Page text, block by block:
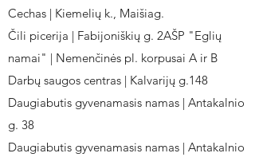
Cechas | Kiemelių k., Maišiag.
Čili picerija | Fabijoniškių g. 2AŠP "Eglių
namai" | Nemenčinės pl. korpusai A ir B
Darbų saugos centras | Kalvarijų g.148
Daugiabutis gyvenamasis namas | Antakalnio
g. 38
Daugiabutis gyvenamasis namas | Antakalnio